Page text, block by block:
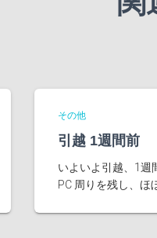
その他
引越 1週間前
いよいよ引越、1週
PC 周りを残し、ほ